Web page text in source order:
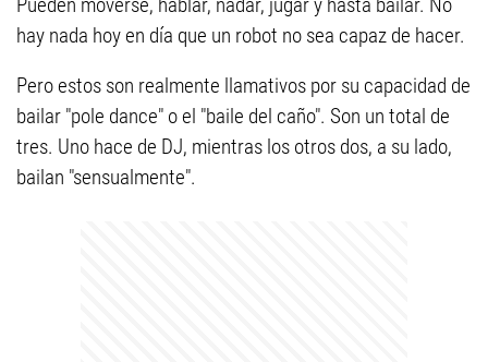
Pueden moverse, hablar, nadar, jugar y hasta bailar. No
hay nada hoy en día que un robot no sea capaz de hacer.
Pero estos son realmente llamativos por su capacidad de
bailar "pole dance" o el "baile del caño". Son un total de
tres. Uno hace de DJ, mientras los otros dos, a su lado,
bailan "sensualmente".